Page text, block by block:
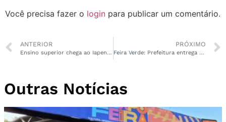
Você precisa fazer o login para publicar um comentário.
ANTERIOR
Ensino superior chega ao Iapen como oportunidade de ressocialização
PRÓXIMO
Feira Verde: Prefeitura entrega espaço para venda de produtos regionais na Fazendinha
Outras Notícias